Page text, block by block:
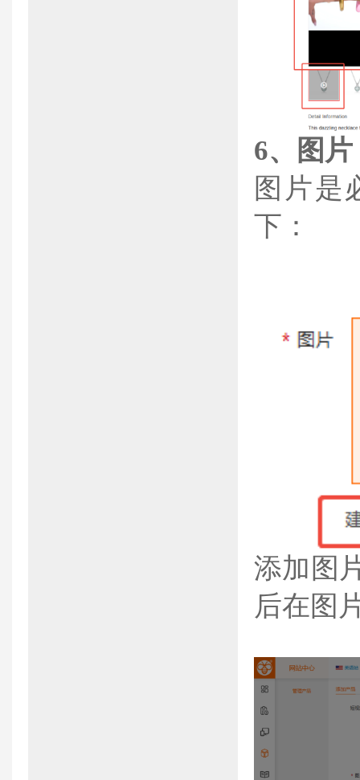
6、
图片
图片是
下：
添加图
后在图